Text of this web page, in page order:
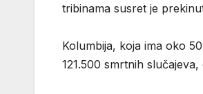
tribinama susret je
Kolumbija, koja ima oko
121.500 smrtnih